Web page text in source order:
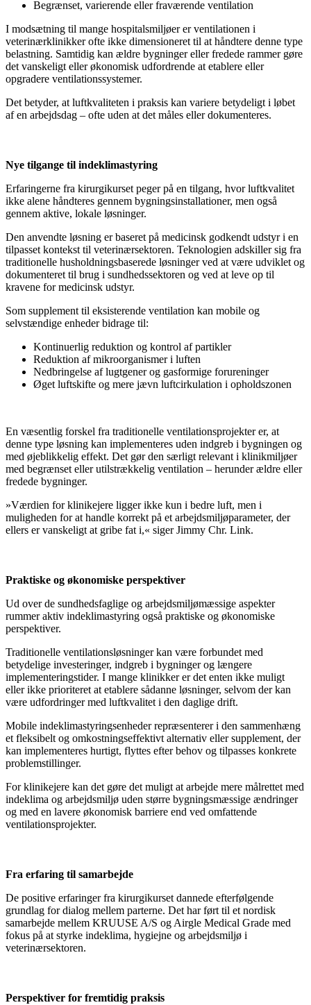
Begrænset, varierende eller fraværende ventilation
I modsætning til mange hospitalsmiljøer er ventilationen i
veterinærklinikker ofte ikke dimensioneret til at håndtere denne type
belastning. Samtidig kan ældre bygninger eller fredede rammer gøre
det vanskeligt eller økonomisk udfordrende at etablere eller
opgradere ventilationssystemer.
Det betyder, at luftkvaliteten i praksis kan variere betydeligt i løbet
af en arbejdsdag – ofte uden at det måles eller dokumenteres.
Nye tilgange til indeklimastyring
Erfaringerne fra kirurgikurset peger på en tilgang, hvor luftkvalitet
ikke alene håndteres gennem bygningsinstallationer, men også
gennem aktive, lokale løsninger.
Den anvendte løsning er baseret på medicinsk godkendt udstyr i en
tilpasset kontekst til veterinærsektoren. Teknologien adskiller sig fra
traditionelle husholdningsbaserede løsninger ved at være udviklet og
dokumenteret til brug i sundhedssektoren og ved at leve op til
kravene for medicinsk udstyr.
Som supplement til eksisterende ventilation kan mobile og
selvstændige enheder bidrage til:
Kontinuerlig reduktion og kontrol af partikler
Reduktion af mikroorganismer i luften
Nedbringelse af lugtgener og gasformige forureninger
Øget luftskifte og mere jævn luftcirkulation i opholdszonen
En væsentlig forskel fra traditionelle ventilationsprojekter er, at
denne type løsning kan implementeres uden indgreb i bygningen og
med øjeblikkelig effekt. Det gør den særligt relevant i klinikmiljøer
med begrænset eller utilstrækkelig ventilation – herunder ældre eller
fredede bygninger.
»Værdien for klinikejere ligger ikke kun i bedre luft, men i
muligheden for at handle korrekt på et arbejdsmiljøparameter, der
ellers er vanskeligt at gribe fat i,« siger Jimmy Chr. Link.
Praktiske og økonomiske perspektiver
Ud over de sundhedsfaglige og arbejdsmiljømæssige aspekter
rummer aktiv indeklimastyring også praktiske og økonomiske
perspektiver.
Traditionelle ventilationsløsninger kan være forbundet med
betydelige investeringer, indgreb i bygninger og længere
implementeringstider. I mange klinikker er det enten ikke muligt
eller ikke prioriteret at etablere sådanne løsninger, selvom der kan
være udfordringer med luftkvalitet i den daglige drift.
Mobile indeklimastyringsenheder repræsenterer i den sammenhæng
et fleksibelt og omkostningseffektivt alternativ eller supplement, der
kan implementeres hurtigt, flyttes efter behov og tilpasses konkrete
problemstillinger.
For klinikejere kan det gøre det muligt at arbejde mere målrettet med
indeklima og arbejdsmiljø uden større bygningsmæssige ændringer
og med en lavere økonomisk barriere end ved omfattende
ventilationsprojekter.
Fra erfaring til samarbejde
De positive erfaringer fra kirurgikurset dannede efterfølgende
grundlag for dialog mellem parterne. Det har ført til et nordisk
samarbejde mellem KRUUSE A/S og Airgle Medical Grade med
fokus på at styrke indeklima, hygiejne og arbejdsmiljø i
veterinærsektoren.
Perspektiver for fremtidig praksis